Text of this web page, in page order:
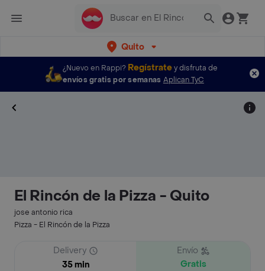
Quito
¿Nuevo en Rappi? Regístratey disfruta de
envíos gratis por semanas Aplican TyC
El Rincón de la Pizza - Quito
jose antonio rica
Pizza - El Rincón de la Pizza
Delivery
35 min
Envío
Gratis